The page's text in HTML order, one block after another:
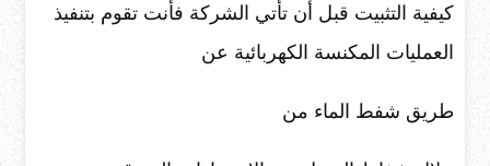
كيفية التثبيت قبل أن تأتي الشركة فأنت تقوم بتنفيذ
العمليات المكنسة الكهربائية عن
طريق شفط الماء من